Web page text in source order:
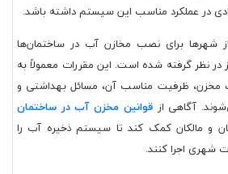
در عملکرد مناسب این سیستم داشته باشد.
شهرها برای نصب مخازن آب در ساختمان‌ها
در نظر گرفته شده است. این مقررات معمولاً به
مخزن، ظرفیت مناسب آن، مسائل بهداشتی و
آگاهی از قوانین مخزن آب در ساختمان
و مالکان کمک کند تا سیستم ذخیره آب را
شهری اجرا کنند.